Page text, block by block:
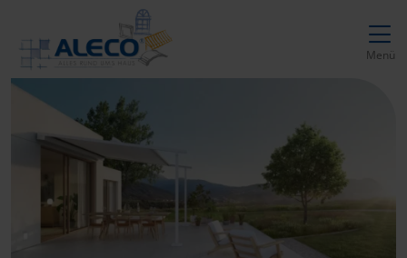
zur Top-Navigation
zur Hauptnavigation
Inhalt springen
Hauptnavigation
Menü